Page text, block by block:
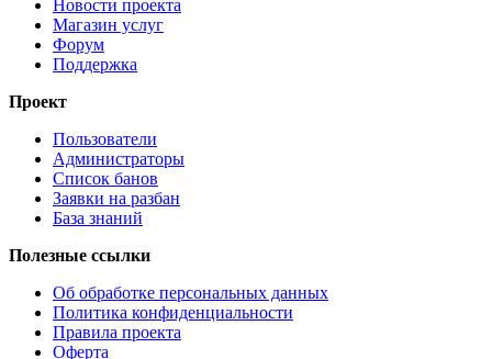
Новости проекта
Магазин услуг
Форум
Поддержка
Проект
Пользователи
Администраторы
Список банов
Заявки на разбан
База знаний
Полезные ссылки
Об обработке персональных данных
Политика конфиденциальности
Правила проекта
Оферта